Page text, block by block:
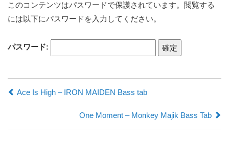
このコンテンツはパスワードで保護されています。閲覧する
には以下にパスワードを入力してください。
パスワード:
Ace Is High – IRON MAIDEN Bass tab
One Moment – Monkey Majik Bass Tab